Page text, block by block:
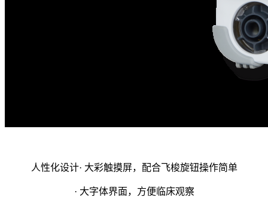
人性化设计· 大彩触摸屏，配合飞梭旋钮操作简单
· 大字体界面，方便临床观察